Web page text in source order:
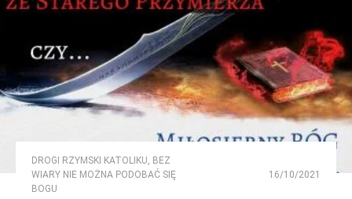
DROGI RZYMSKI KATOLIKU, BEZ
WIARY NIE MOŻNA PODOBAĆ SIĘ
BOGU
16/10/2021